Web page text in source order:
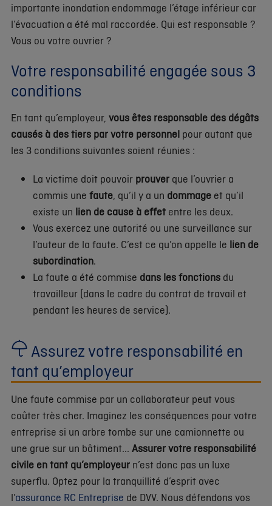
importante inondation endommage l’étage inférieur car
l’évacuation a été mal raccordée. Qui est responsable ?
Vous ou votre ouvrier ?
Votre responsabilité engagée sous 3
conditions
En tant qu’employeur, vous êtes responsable des dégâts
causés à des tiers par votre personnel pour autant que
les 3 conditions suivantes soient réunies :
La victime doit pouvoir prouver que l’ouvrier a
commis une faute , qu’il y a un dommage et qu’il
existe un lien de cause à effet entre les deux.
Vous exercez une autorité ou une surveillance sur
l’auteur de la faute. C’est ce qu’on appelle le lien de
subordination.
La faute a été commise dans les fonctions du
travailleur (dans le cadre du contrat de travail et
pendant les heures de service).
Assurez votre responsabilité en
tant qu’employeur
Une faute commise par un collaborateur peut vous
coûter très cher. Imaginez les conséquences pour votre
entreprise si un arbre tombe sur une camionnette ou
une grue sur un bâtiment... Assurer votre responsabilité
civile en tant qu’employeur n’est donc pas un luxe
superflu. Optez pour la tranquillité d’esprit avec
l’assurance RC Entreprise de DVV. Nous défendons vos